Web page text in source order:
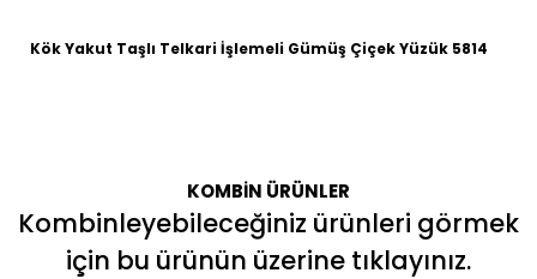
Kök Yakut Taşlı Telkari İşlemeli Gümüş Çiçek Yüzük 5814
KOMBİN ÜRÜNLER
Kombinleyebileceğiniz ürünleri görmek
için bu ürünün üzerine tıklayınız.